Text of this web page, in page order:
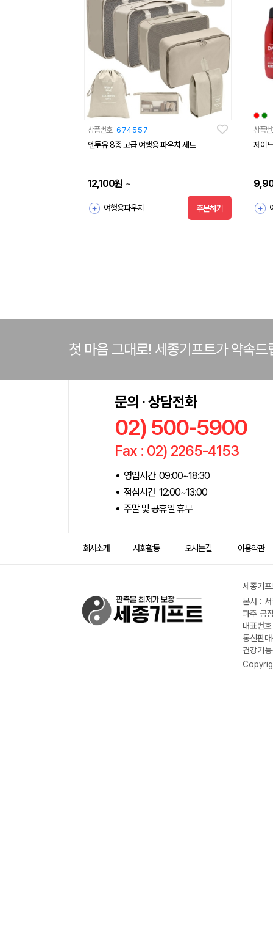
상품번호 674557
엔투유 8종 고급 여행용 파우치 세트
12,100원 ~
여행용파우치 주문하기
상품
제이
첫 마음 그대로! 세종기프트가 약속드
문의 · 상담전화
02) 500-5900
Fax : 02) 2265-4153
영업시간 09:00~18:30
점심시간 12:00~13:00
주말 및 공휴일 휴무
회사소개 사회활동 오시는길 이용약관
세종기
본사 :
파주 공
대표번
통신판
건강기